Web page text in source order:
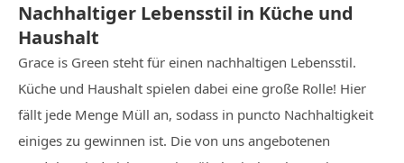
Nachhaltiger Lebensstil in Küche und
Haushalt
Grace is Green steht für einen nachhaltigen Lebensstil.
Küche und Haushalt spielen dabei eine große Rolle! Hier
fällt jede Menge Müll an, sodass in puncto Nachhaltigkeit
einiges zu gewinnen ist. Die von uns angebotenen